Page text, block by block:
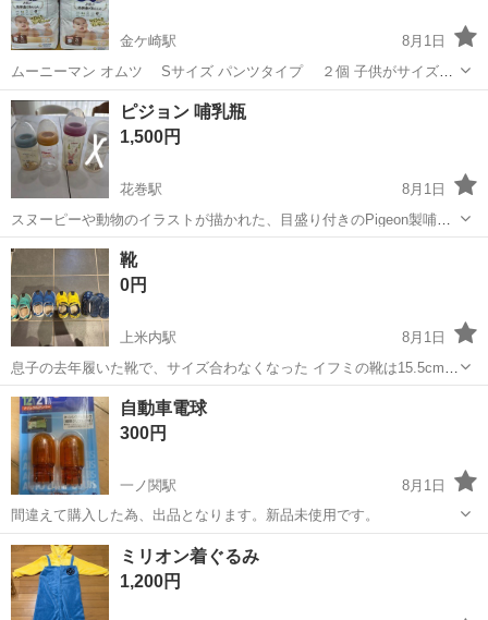
金ケ崎駅
8月1日
ムーニーマン オムツ Sサイズ パンツタイプ ２個 子供がサイズア
ウトした為 赤ちゃん ベビー用品
岩手 胆沢郡 金ケ崎駅 ベビー用品
ピジョン 哺乳瓶
1,500円
花巻駅
8月1日
スヌーピーや動物のイラストが描かれた、目盛り付きのPigeon製哺乳
瓶3本セットです。 - ブランド: Pigeon - セット内容: 哺乳瓶3本 - 最大
容量: プラ160ml×1本、240ml×1本 ガラス1...
岩手 盛岡市
靴
0円
上米内駅
8月1日
息子の去年履いた靴で、サイズ合わなくなった イフミの靴は15.5cm
長靴は15.0cm 全部で無料でお譲りします 記名あり、洗ってから使っ
てください 中古品のためサイズや状態などが目安であることをご了承
いただける方のみお問...
岩手 盛岡市 上米内駅
自動車電球
300円
一ノ関駅
8月1日
間違えて購入した為、出品となります。新品未使用です。
岩手 一関市 一ノ関駅
ミリオン着ぐるみ
1,200円